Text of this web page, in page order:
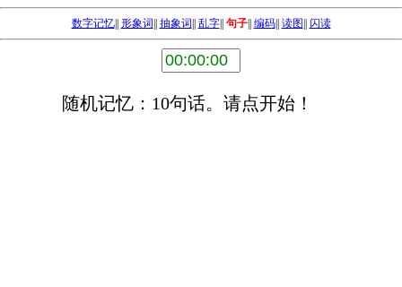
数字记忆|| 形象词 抽象词 乱字|| 句子|| 编码|| 读图 闪读
随机记忆：10句话。请点开始！